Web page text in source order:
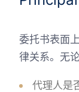
委托书表面
律关系。无
代理人是